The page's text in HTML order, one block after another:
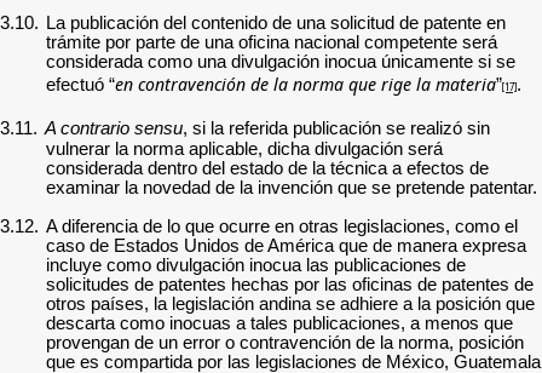
3.10.
La publicación del contenido de una solicitud de patente en
trámite por parte de una oficina nacional competente será
considerada como una divulgación inocua únicamente si se
efectuó “en contravención de la norma que rige la materia”[17].
3.11. A contrario sensu, si la referida publicación se realizó sin
vulnerar la norma aplicable, dicha divulgación será
considerada dentro del estado de la técnica a efectos de
examinar la novedad de la invención que se pretende patentar.
3.12. A diferencia de lo que ocurre en otras legislaciones, como el
caso de Estados Unidos de América que de manera expresa
incluye como divulgación inocua las publicaciones de
solicitudes de patentes hechas por las oficinas de patentes de
otros países, la legislación andina se adhiere a la posición que
descarta como inocuas a tales publicaciones, a menos que
provengan de un error o contravención de la norma, posición
que es compartida por las legislaciones de México, Guatemala